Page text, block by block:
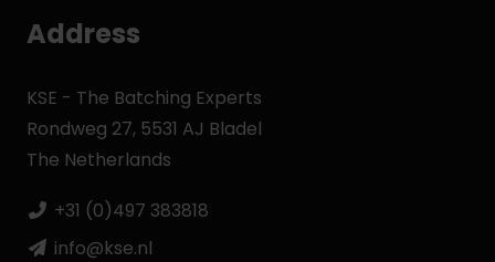
Address
KSE - The Batching Experts
Rondweg 27, 5531 AJ Bladel
The Netherlands
+31 (0)497 383818
info@kse.nl